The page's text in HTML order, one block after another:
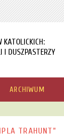
KATOLICKICH:
I DUSZPASTERZY
ARCHIWUM
TRAHUNT”